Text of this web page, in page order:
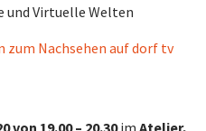
und Virtuelle Welten
zum Nachsehen auf dorf tv
von 19.00 – 20.30im Atelier,